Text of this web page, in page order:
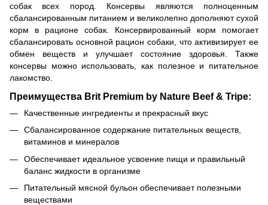
собак всех пород. Консервы являются полноценным
сбалансированным питанием и великолепно дополняют сухой
корм в рационе собак. Консервированный корм помогает
сбалансировать основной рацион собаки, что активизирует ее
обмен веществ и улучшает состояние здоровья. Также
консервы можно использовать, как полезное и питательное
лакомство.
Преимущества Brit Premium by Nature Beef & Tripe:
Качественные ингредиенты и прекрасный вкус
Сбалансированное содержание питательных веществ,
витаминов и минералов
Обеспечивает идеальное усвоение пищи и правильный
баланс жидкости в организме
Питательный мясной бульон обеспечивает полезными
веществами